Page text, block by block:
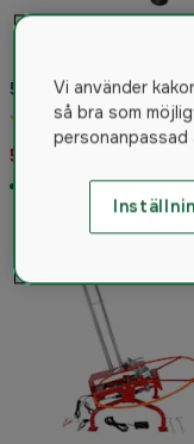
5etta
4.8(36)
599 kr
Vi använder
så bra som
personanpassad